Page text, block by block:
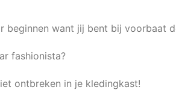
beginnen want jij bent bij voorbaat
fashionista?
ontbreken in je kledingkast!